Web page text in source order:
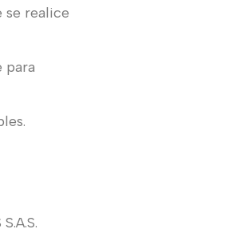
se realice
para